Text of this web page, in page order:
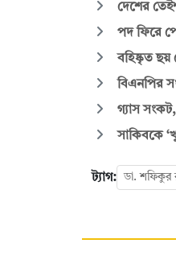
দেশের
পদ ফিরে
বহিষ্কৃত ছয়
বিএনপির
গ্যাস
সাকিবকে
ট্যাগ: ডা. শফিকুর